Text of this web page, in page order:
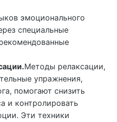
эмоционального
специальные
Методы релаксации,
упражнения,
помогают снизить
и контролировать
Эти техники